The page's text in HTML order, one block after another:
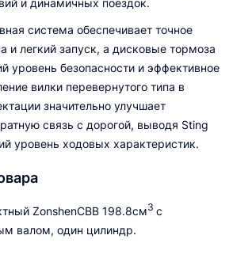
и динамичных поездок.
система обеспечивает точное
и легкий запуск, а дисковые тормоза
уровень безопасности и эффективное
вилки перевернутого типа в
значительно улучшает
связь с дорогой, выводя Sting
уровень ходовых характеристик.
ZonshenCBB 198.8см3 с
валом, один цилиндр.